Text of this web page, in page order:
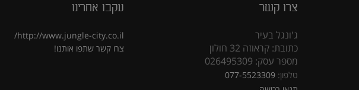
צרו קשר
ג'ונגל בעיר
כתובת: קראוזה 32 חולון
מספר עסק: 026495309
טלפון: 077-5523309
עקבו אחרינו
http://www.jungle-city.co.il/
צרו קשר שתפו אותנו!